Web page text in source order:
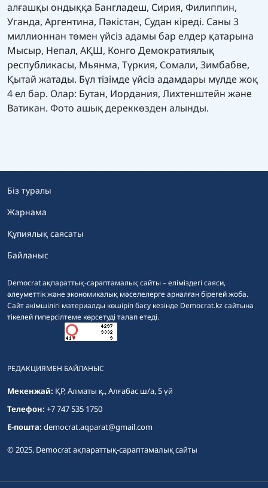
алғашқы ондыққа Бангладеш, Сирия, Филиппин,
Уганда, Аргентина, Пәкістан, Судан кіреді. Саны 3
миллионнан төмен үйсіз адамы бар елдер қатарына
Мысыр, Непал, АҚШ, Конго Демократиялық
республикасы, Мьянма, Түркия, Сомали, Зимбабве,
Қытай жатады. Бұл тізімде үйсіз адамдары мүлде жоқ
4 ел бар. Олар: Бутан, Иордания, Лихтенштейн және
Ватикан. Фото ашық дереккөзден алынды.
Democrat ақпараттық-сараптамалық сайты – еліміздегі саяси,
әлеуметтік және экономикалық мәселелерге арналған бірегей жоба.
Сайт әкімшілігі материалды көшіріп басу кезінде Democrat.kz сайтына
тікелей гиперсілтеме көрсетуді талап етеді.
Біз туралы
Жарнама
Құпиялық саясаты
Байланыс
РЕДАКЦИЯМЕН БАЙЛАНЫС
Мекенжай: ҚР, Алматы қ., Алғабас ш/а, 5 үй
Телефон: +7 747 535 1750
E-пошта: democrat.aqparat@gmail.com
© 2025. Democrat ақпараттық-сараптамалық сайты